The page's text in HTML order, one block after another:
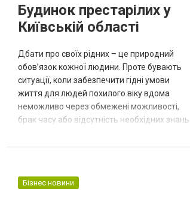
станція щорічно вироблят...
Будинок престарілих у
Київській області
Дбати про своїх рідних – це природний
обов’язок кожної людини. Проте бувають
ситуації, коли забезпечити гідні умови
життя для людей похилого віку вдома
неможливо через обмежені можливості,
брак часу або відсутність необхідних знань
приватний будинок для літніх людей?
Бізнес новини